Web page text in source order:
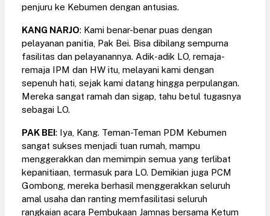
penjuru ke Kebumen dengan antusias.
KANG NARJO: Kami benar-benar puas dengan
pelayanan panitia, Pak Bei. Bisa dibilang sempurna
fasilitas dan pelayanannya. Adik-adik LO, remaja-
remaja IPM dan HW itu, melayani kami dengan
sepenuh hati, sejak kami datang hingga perpulangan.
Mereka sangat ramah dan sigap, tahu betul tugasnya
sebagai LO.
PAK BEI: Iya, Kang. Teman-Teman PDM Kebumen
sangat sukses menjadi tuan rumah, mampu
menggerakkan dan memimpin semua yang terlibat
kepanitiaan, termasuk para LO. Demikian juga PCM
Gombong, mereka berhasil menggerakkan seluruh
amal usaha dan ranting memfasilitasi seluruh
rangkaian acara Pembukaan Jamnas bersama Ketum